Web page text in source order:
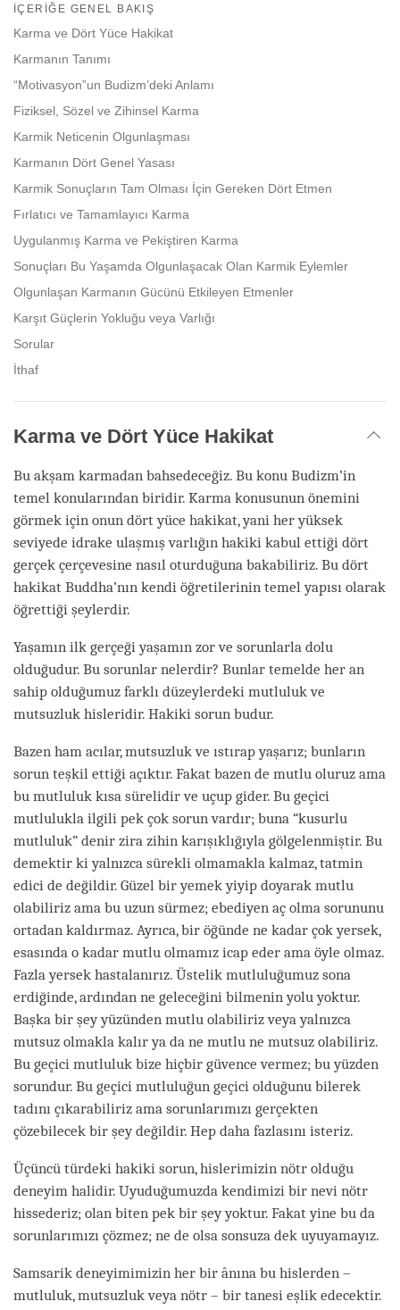
facebook
İÇERIĞE GENEL BAKIŞ
Karma ve Dört Yüce Hakikat
Karmanın Tanımı
“Motivasyon”un Budizm’deki Anlamı
Fiziksel, Sözel ve Zihinsel Karma
Karmik Neticenin Olgunlaşması
Karmanın Dört Genel Yasası
Karmik Sonuçların Tam Olması İçin Gereken Dört Etmen
Fırlatıcı ve Tamamlayıcı Karma
Uygulanmış Karma ve Pekiştiren Karma
Sonuçları Bu Yaşamda Olgunlaşacak Olan Karmik Eylemler
Olgunlaşan Karmanın Gücünü Etkileyen Etmenler
Karşıt Güçlerin Yokluğu veya Varlığı
Sorular
İthaf
Karma ve Dört Yüce Hakikat
Bu akşam karmadan bahsedeceğiz. Bu konu Budizm’in
temel konularından biridir. Karma konusunun önemini
görmek için onun dört yüce hakikat, yani her yüksek
seviyede idrake ulaşmış varlığın hakiki kabul ettiği dört
gerçek çerçevesine nasıl oturduğuna bakabiliriz. Bu dört
hakikat Buddha’nın kendi öğretilerinin temel yapısı olarak
öğrettiği şeylerdir.
Yaşamın ilk gerçeği yaşamın zor ve sorunlarla dolu
olduğudur. Bu sorunlar nelerdir? Bunlar temelde her an
sahip olduğumuz farklı düzeylerdeki mutluluk ve
mutsuzluk hisleridir. Hakiki sorun budur.
Bazen ham acılar, mutsuzluk ve ıstırap yaşarız; bunların
sorun teşkil ettiği açıktır. Fakat bazen de mutlu oluruz ama
bu mutluluk kısa sürelidir ve uçup gider. Bu geçici
mutlulukla ilgili pek çok sorun vardır; buna “kusurlu
mutluluk” denir zira zihin karışıklığıyla gölgelenmiştir. Bu
demektir ki yalnızca sürekli olmamakla kalmaz, tatmin
edici de değildir. Güzel bir yemek yiyip doyarak mutlu
olabiliriz ama bu uzun sürmez; ebediyen aç olma sorununu
ortadan kaldırmaz. Ayrıca, bir öğünde ne kadar çok yersek,
esasında o kadar mutlu olmamız icap eder ama öyle olmaz.
Fazla yersek hastalanırız. Üstelik mutluluğumuz sona
erdiğinde, ardından ne geleceğini bilmenin yolu yoktur.
Başka bir şey yüzünden mutlu olabiliriz veya yalnızca
mutsuz olmakla kalır ya da ne mutlu ne mutsuz olabiliriz.
Bu geçici mutluluk bize hiçbir güvence vermez; bu yüzden
sorundur. Bu geçici mutluluğun geçici olduğunu bilerek
tadını çıkarabiliriz ama sorunlarımızı gerçekten
çözebilecek bir şey değildir. Hep daha fazlasını isteriz.
Üçüncü türdeki hakiki sorun, hislerimizin nötr olduğu
deneyim halidir. Uyuduğumuzda kendimizi bir nevi nötr
hissederiz; olan biten pek bir şey yoktur. Fakat yine bu da
sorunlarımızı çözmez; ne de olsa sonsuza dek uyuyamayız.
Samsarik deneyimimizin her bir ânına bu hislerden –
mutluluk, mutsuzluk veya nötr – bir tanesi eşlik edecektir.